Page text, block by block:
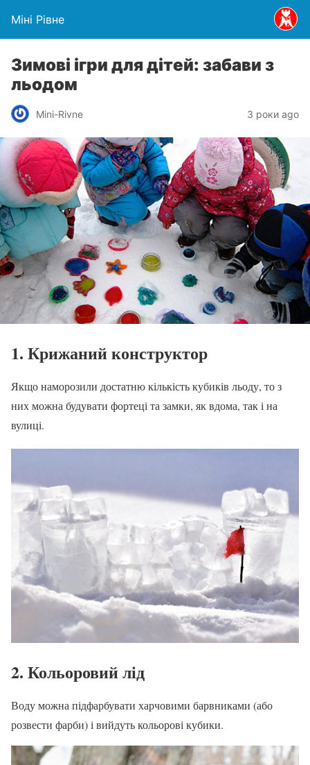
Міні Рівне
Зимові ігри для дітей: забави з
льодом
Mini-Rivne 3 роки ago
1. Крижаний конструктор
Якщо наморозили достатню кількість кубиків льоду, то з
них можна будувати фортеці та замки, як вдома, так і на
вулиці.
2. Кольоровий лід
Воду можна підфарбувати харчовими барвниками (або
розвести фарби) і вийдуть кольорові кубики.